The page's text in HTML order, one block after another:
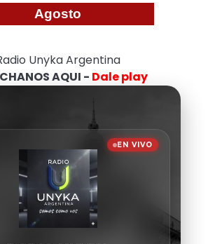
Agosto
Unyka Argentina
AQUI - Dale play